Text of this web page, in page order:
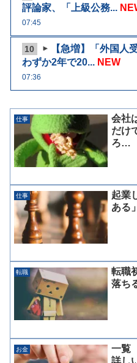
評論家、「上級公務...
07:45
10
【急増】「外国
わずか2年で20... NEW
07:36
仕事
会社
だけ
ろ…
仕事
起業
ある
転職
転職
落ち
お金
一覧 【朗報】ワイ、会社買収に
詳し